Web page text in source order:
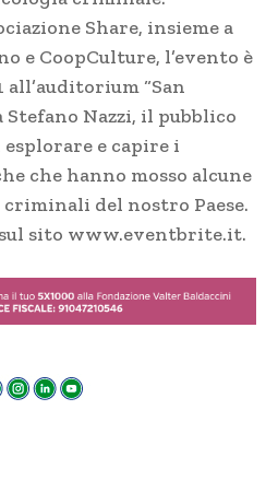
Share, insieme a
e CoopCulture, l’evento è
“San
Stefano Nazzi, il pubblico
e capire i
che hanno mosso alcune
del nostro Paese.
sito www.eventbrite.it.